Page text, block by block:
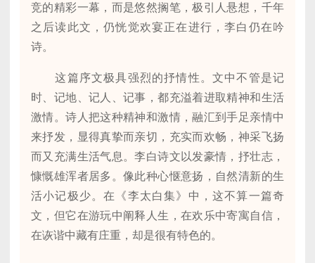
竞的精彩一幕，而是悠然搁笔，极引人悬想，千年
之后读此文，仍恍觉欢宴正在进行，李白仍在吟
诗。
这篇序文极具强烈的抒情性。文中不管是记
时、记地、记人、记事，都充溢着进取精神和生活
激情。诗人把这种精神和激情，融汇到手足亲情中
来抒发，显得真挚而亲切，充实而欢畅，神采飞扬
而又充满生活气息。李白诗文以发豪情，抒壮志，
慷慨雄浑者居多。像此种心惬意扬，自然清新的生
活小记极少。在《李太白集》中，这不算一篇奇
文，但它在游玩中阐释人生，在欢乐中寄寓自信，
在诙谐中藏有庄重，却是很有特色的。